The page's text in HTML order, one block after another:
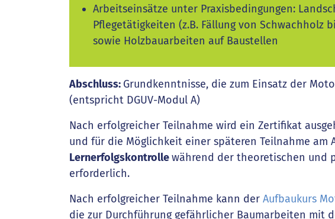
Arbeitseinsätze unter Praxisbedingungen:
Pflegetätigkeiten (z.B. Fällung von Schwachholz
sowie Holzbauarbeiten auf Baustellen
Abschluss: Grundkenntnisse, die zum Einsatz der
(entspricht DGUV-Modul A)
Nach erfolgreicher Teilnahme wird ein Zertifikat
und für die Möglichkeit einer späteren Teilnahme am
Lernerfolgskontrollewährend der theoretischen und
erforderlich.
Nach erfolgreicher Teilnahme kann der Aufbaukurs
die zur Durchführung gefährlicher Baumarbeiten mit